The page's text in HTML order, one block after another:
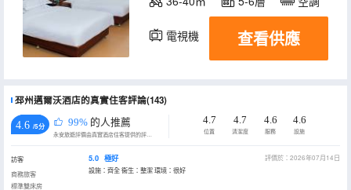
電視機 查看供應
邳州邁爾沃酒店的真實住客評論(143)
4.6 /5分 99% 的人推薦
永安旅遊評價由真實酒店住客提供的評價。
4.7
位置
4.7
清潔度
4.6
服務
4.6
設施
訪客
商務旅客
標準雙床房
5.0 極好
評價於：2026年07月14日
設施：齊全 衞生：整潔 環境：很好